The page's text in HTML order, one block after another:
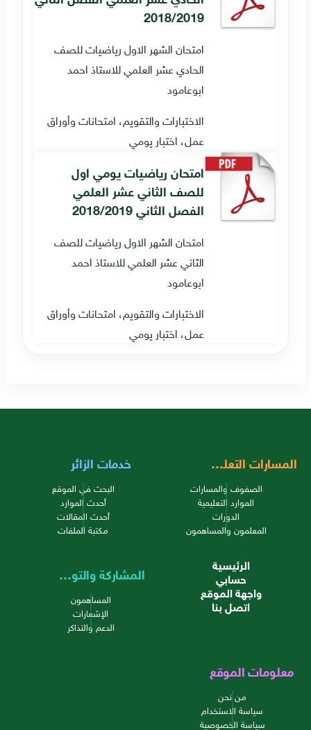
2018/2019
امتحان الشهر الاول رياضيات للصف
الحادي عشر العلمي للاستاذ احمد
ابوعامود
الاختبارات والتقويم، امتحانات وأوراق
عمل، اختبار يومي
امتحان رياضيات يومي اول
للصف الثاني عشر العلمي
الفصل الثاني 2018/2019
امتحان الشهر الاول رياضيات للصف
الثاني عشر العلمي للاستاذ احمد
ابوعامود
الاختبارات والتقويم، امتحانات وأوراق
عمل، اختبار يومي
المسارات التعليمية
الصفوف والمسارات
الموارد التعليمية
الدورات
المعلمون والمساهمون
خدمات الزائر
البحث في الموقع
أحدث الموارد
أحدث المقالات
مكتبة الملفات
الرئيسية
حسابي
واجهة الموقع
اتصل بنا
المشاركة والتواصل
المساهمون
الإشعارات
الدعم والتذاكر
معلومات الموقع
من نحن
سياسة الاستخدام
سياسة الخصوصية